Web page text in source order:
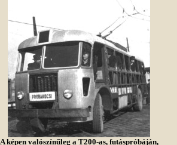
A képen valószínűleg a T200-as, futáspróbáján,